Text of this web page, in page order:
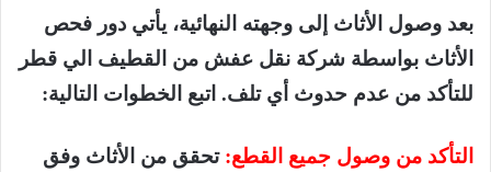
بعد وصول الأثاث إلى وجهته النهائية، يأتي دور فحص
الأثاث بواسطة شركة نقل عفش من القطيف الي قطر
للتأكد من عدم حدوث أي تلف. اتبع الخطوات التالية:
التأكد من وصول جميع القطع:تحقق من الأثاث وفق